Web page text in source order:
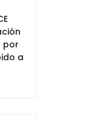
por
a